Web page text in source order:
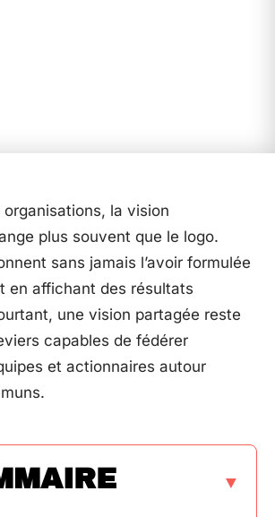
la vision
plus souvent que le logo.
sans jamais l’avoir formulée
en affichant des résultats
une vision partagée reste
capables de fédérer
et actionnaires autour